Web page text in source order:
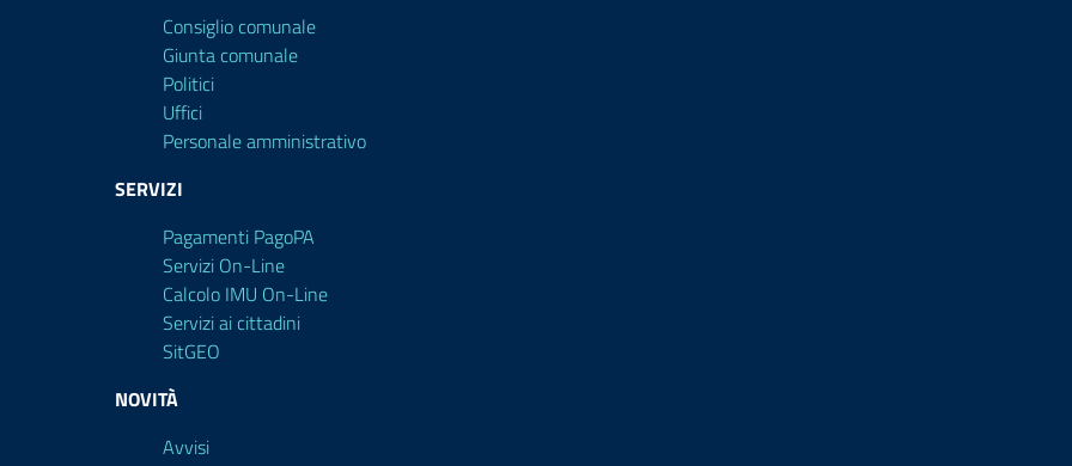
Consiglio comunale
Giunta comunale
Politici
Uffici
Personale amministrativo
SERVIZI
Pagamenti PagoPA
Servizi On-Line
Calcolo IMU On-Line
Servizi ai cittadini
SitGEO
NOVITÀ
Avvisi